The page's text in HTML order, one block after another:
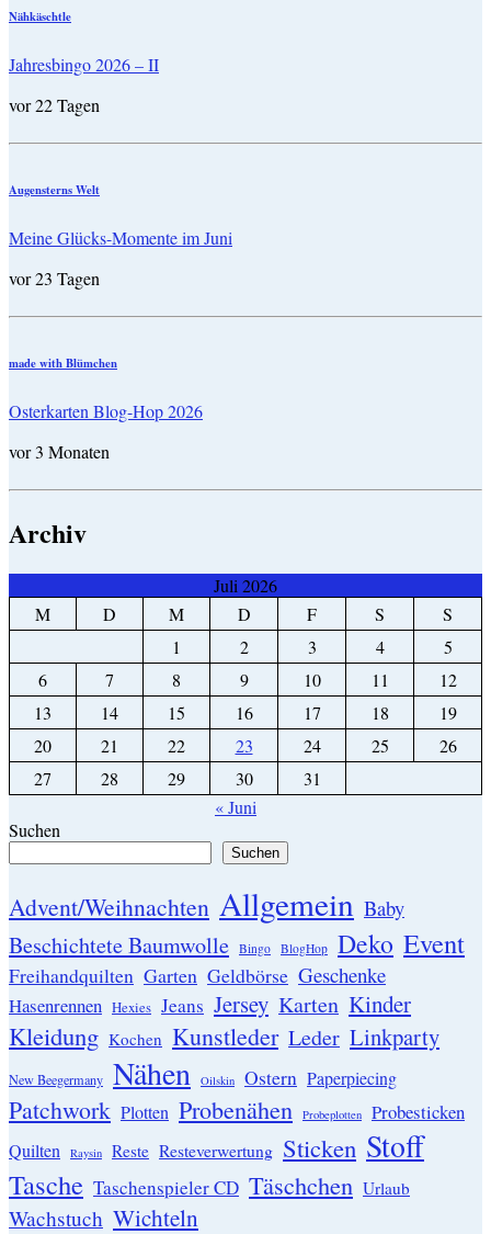
Nähkäschtle
Jahresbingo 2026 – II
vor 22 Tagen
Augensterns Welt
Meine Glücks-Momente im Juni
vor 23 Tagen
made with Blümchen
Osterkarten Blog-Hop 2026
vor 3 Monaten
Archiv
Juli 2026
M
D M D F S
S
1
2 3 4
5
6
7 8 9 10 11
12
13
14 15 16 17 18
19
20
21 22 23 24 25
26
27
28 29 30
31
« Juni
Suchen
Suchen
Advent/Weihnachten Allgemein Baby
Beschichtete Baumwolle Bingo BlogHop Deko Event
Freihandquilten Garten Geldbörse Geschenke
Hasenrennen Hexies Jeans Jersey Karten Kinder
Kleidung Kochen Kunstleder Leder Linkparty
New Beegermany Nähen Oilskin Ostern Paperpiecing
Patchwork Plotten Probenähen Probeplotten Probesticken
Quilten Raysin Reste Resteverwertung Sticken Stoff
Tasche Taschenspieler CD Täschchen Urlaub
Wachstuch Wichteln